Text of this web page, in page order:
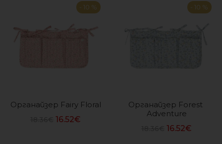
- 10 %
Органайзер Fairy Floral
16.52€
- 10 %
Органайзер Forest
Adventure
16.52€